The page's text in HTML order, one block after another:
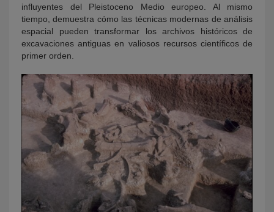
influyentes del Pleistoceno Medio europeo. Al mismo
tiempo, demuestra cómo las técnicas modernas de análisis
espacial pueden transformar los archivos históricos de
excavaciones antiguas en valiosos recursos científicos de
primer orden.